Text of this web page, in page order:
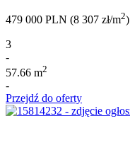
479 000 PLN (8 307 zł/m2)
3
-
57.66 m2
-
Przejdź do oferty